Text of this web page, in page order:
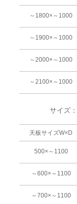
～1800×～1000
～1900×～1000
～2000×～1000
～2100×～1000
サイズ：
天板サイズW×D
500×～1100
～600×～1100
～700×～1100